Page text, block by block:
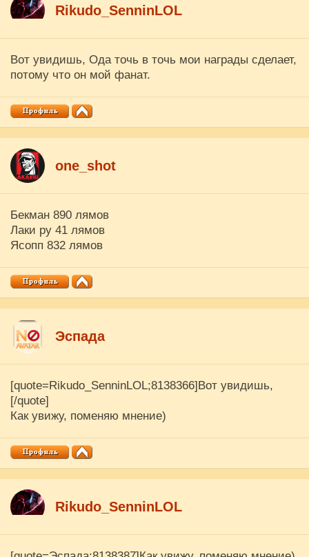
Rikudo_SenninLOL
Вот увидишь, Ода точь в точь мои награды сделает,
потому что он мой фанат.
one_shot
Бекман 890 лямов
Лаки ру 41 лямов
Ясопп 832 лямов
Эспада
[quote=Rikudo_SenninLOL;8138366]Вот увидишь,
[/quote]
Как увижу, поменяю мнение)
Rikudo_SenninLOL